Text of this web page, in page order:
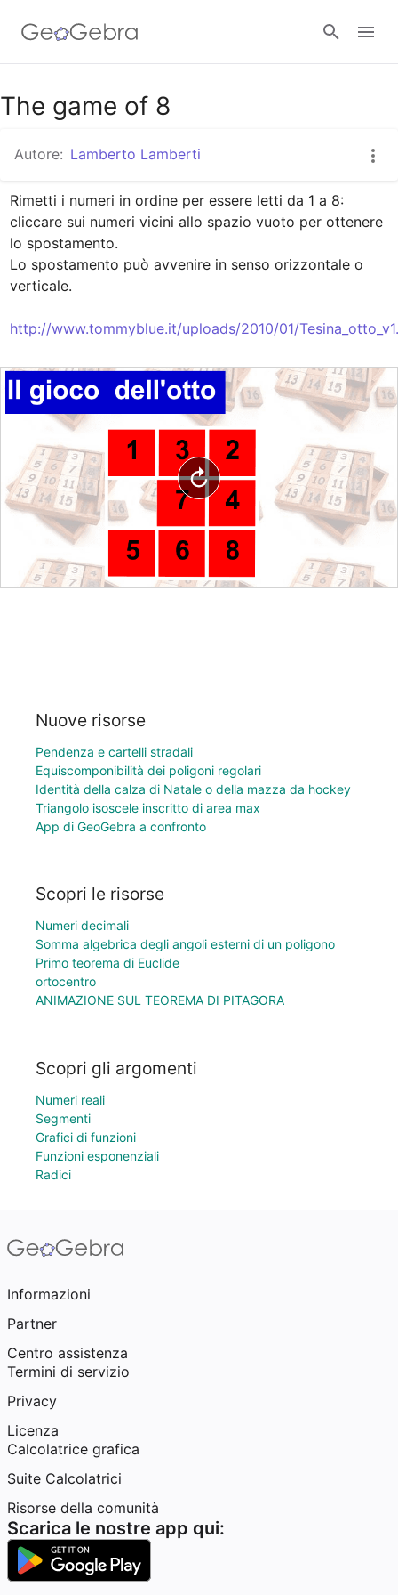
Google Classroom
GeoGebra Classroom
Accedi
The game of 8
Autore: Lamberto Lamberti
Rimetti i numeri in ordine per essere letti da 1 a 8:
cliccare sui numeri vicini allo spazio vuoto per ottenere
lo spostamento.
Lo spostamento può avvenire in senso orizzontale o
verticale.
http://www.tommyblue.it/uploads/2010/01/
Nuove risorse
Pendenza e cartelli stradali
Equiscomponibilità dei poligoni regolari
Identità della calza di Natale o della mazza da hockey
Triangolo isoscele inscritto di area max
App di GeoGebra a confronto
Scopri le risorse
Numeri decimali
Somma algebrica degli angoli esterni di un poligono
Primo teorema di Euclide
ortocentro
ANIMAZIONE SUL TEOREMA DI PITAGORA
Scopri gli argomenti
Numeri reali
Segmenti
Grafici di funzioni
Funzioni esponenziali
Radici
Informazioni
Partner
Centro assistenza
Termini di servizio
Privacy
Licenza
Calcolatrice grafica
Suite Calcolatrici
Risorse della comunità
Scarica le nostre app qui: